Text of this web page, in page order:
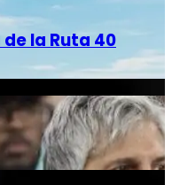
la Ruta 40